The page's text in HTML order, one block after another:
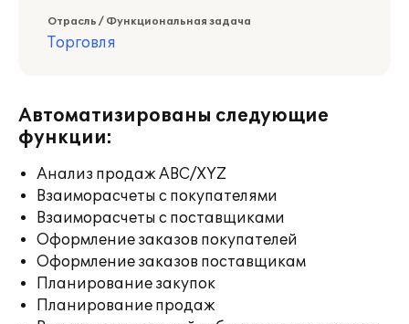
Отрасль / Функциональная задача
Торговля
Автоматизированы следующие
функции:
Анализ продаж ABC/XYZ
Взаиморасчеты с покупателями
Взаиморасчеты с поставщиками
Оформление заказов покупателей
Оформление заказов поставщикам
Планирование закупок
Планирование продаж